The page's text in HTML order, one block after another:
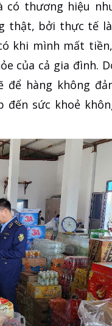
có thương hiệu
thật, bởi thực tế
khi mình mất
của cả gia đình.
hàng không
sức khoẻ